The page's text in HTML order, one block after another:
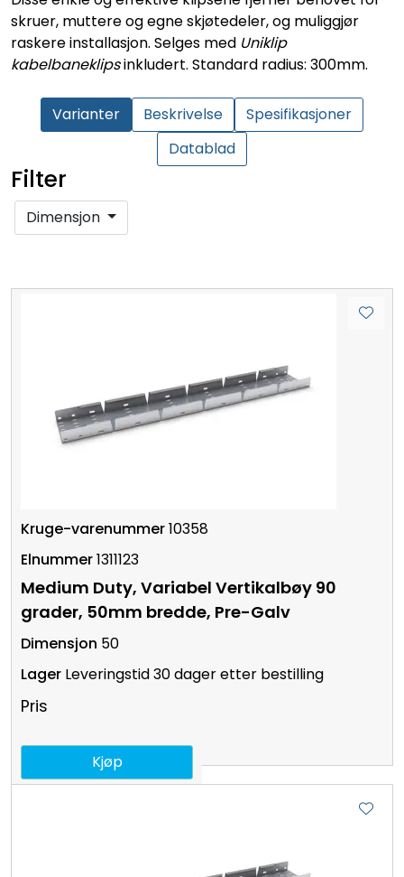
skruer, muttere og egne skjøtedeler, og muliggjør
raskere installasjon. Selges med Uniklip
kabelbaneklipsinkludert. Standard radius: 300mm.
Varianter Beskrivelse
Spesifikasjoner
Datablad
Filter
Dimensjon
10358
1311123
Medium Duty, Variabel Vertikalbøy 90
grader, 50mm bredde, Pre-Galv
50
Leveringstid 30 dager etter bestilling
Pris
Kjøp